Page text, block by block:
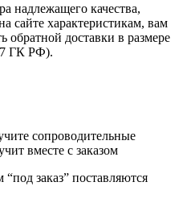
надлежащего качества,
сайте характеристикам, вам
обратной доставки в размере
ГК РФ).
сопроводительные
вместе с заказом
заказ” поставляются